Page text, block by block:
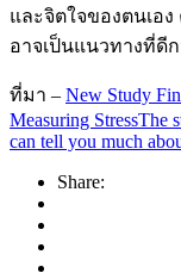
และจิตใจของตนเอง
อาจเป็นแนวทางที่ดี
ที่มา – New Study
Measuring StressThe
can tell you much
Share: